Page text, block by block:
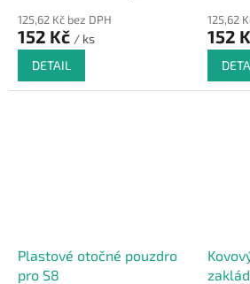
125,62 Kč bez DPH
152 Kč / ks
DETAIL
125,62
152
Plastové otočné pouzdro
pro S8